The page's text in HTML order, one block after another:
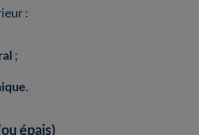
:
;
.
épais)